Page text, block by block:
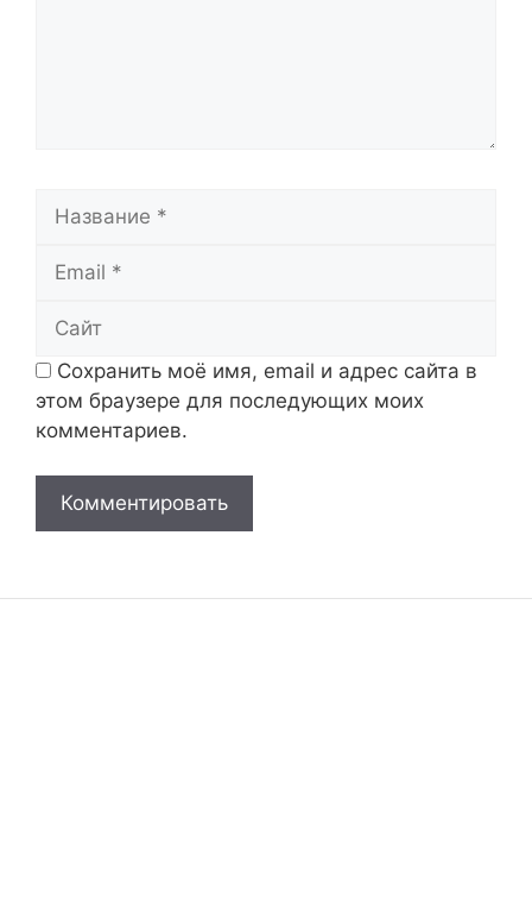
Сохранить моё имя, email и адрес сайта в
этом браузере для последующих моих
комментариев.